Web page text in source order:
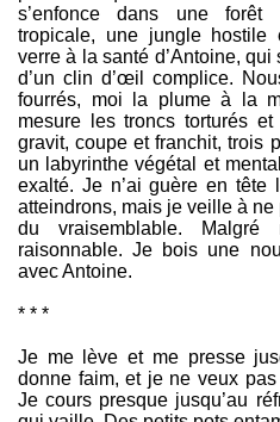
s’enfonce dans une forêt
tropicale, une jungle hostile
verre à la santé d’Antoine,
d’un clin d’œil complice.
fourrés, moi la plume à la
mesure les troncs torturés et
gravit, coupe et franchit, trois
un labyrinthe végétal et
exalté. Je n’ai guère en
atteindrons, mais je veille à ne
du vraisemblable.
raisonnable. Je bois une
avec Antoine.
* * *
Je me lève et me presse
donne faim, et je ne veux
Je cours presque jusqu’au